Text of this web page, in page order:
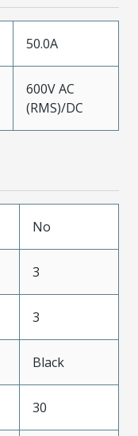
50.0A
600V AC
(RMS)/DC
No
3
3
Black
30